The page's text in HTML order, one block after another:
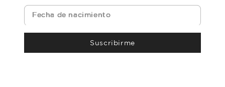
Suscribirme